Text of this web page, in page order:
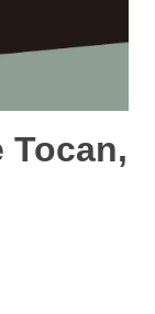
Tocan,